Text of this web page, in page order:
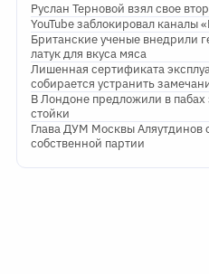
Руслан Терновой взял свое
YouTube заблокировал каналы
Британские ученые внедрили
латук для вкуса мяса
Лишенная сертификата
собирается устранить
В Лондоне предложили в пабах
стойки
Глава ДУМ Москвы Аляутдинов
собственной партии